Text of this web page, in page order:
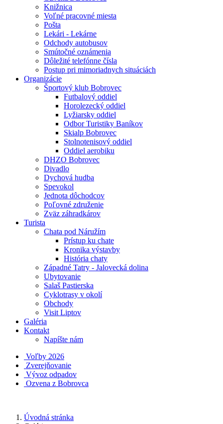
Knižnica
Voľné pracovné miesta
Pošta
Lekári - Lekárne
Odchody autobusov
Smútočné oznámenia
Dôležité telefónne čísla
Postup pri mimoriadnych situáciách
Organizácie
Športový klub Bobrovec
Futbalový oddiel
Horolezecký oddiel
Lyžiarsky oddiel
Odbor Turistiky Baníkov
Skialp Bobrovec
Stolnotenisový oddiel
Oddiel aerobiku
DHZO Bobrovec
Divadlo
Dychová hudba
Spevokol
Jednota dôchodcov
Poľovné združenie
Zväz záhradkárov
Turista
Chata pod Náružím
Prístup ku chate
Kronika výstavby
História chaty
Západné Tatry - Jalovecká dolina
Ubytovanie
Salaš Pastierska
Cyklotrasy v okolí
Obchody
Visit Liptov
Galéria
Kontakt
Napíšte nám
Voľby 2026
Zverejňovanie
Vývoz odpadov
Ozvena z Bobrovca
Úvodná stránka